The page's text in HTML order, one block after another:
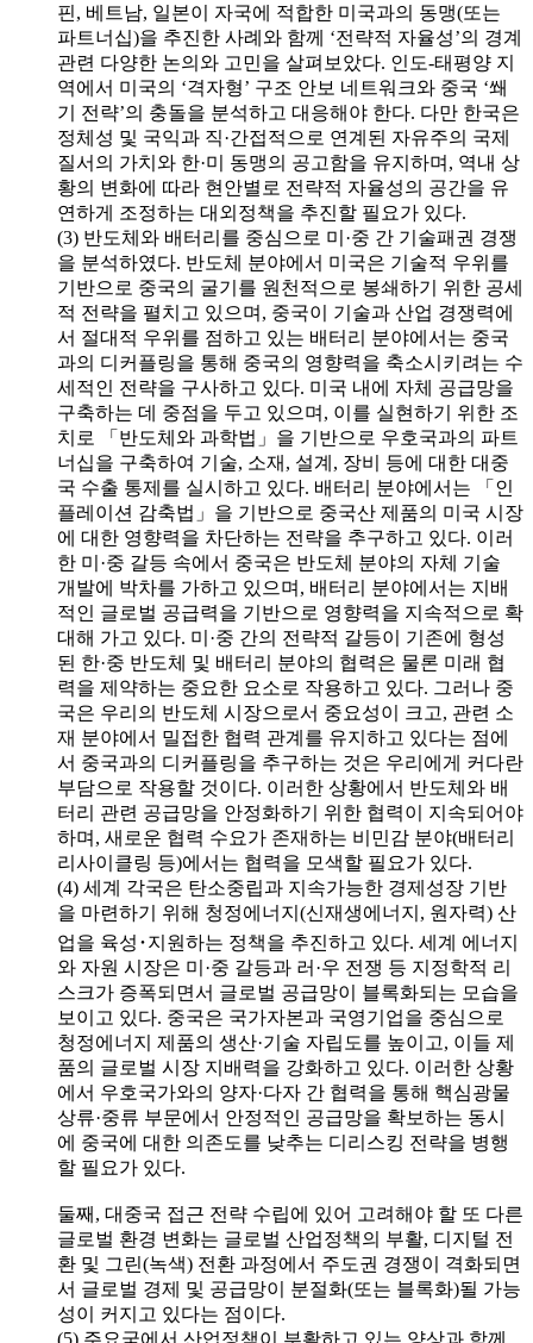
핀, 베트남, 일본이 자국에 적합한 미국과의 동맹(또는
파트너십)을 추진한 사례와 함께 ‘전략적 자율성’의 경계
관련 다양한 논의와 고민을 살펴보았다. 인도-태평양 지
역에서 미국의 ‘격자형’ 구조 안보 네트워크와 중국 ‘쐐
기 전략’의 충돌을 분석하고 대응해야 한다. 다만 한국은
정체성 및 국익과 직·간접적으로 연계된 자유주의 국제
질서의 가치와 한·미 동맹의 공고함을 유지하며, 역내 상
황의 변화에 따라 현안별로 전략적 자율성의 공간을 유
연하게 조정하는 대외정책을 추진할 필요가 있다.
(3) 반도체와 배터리를 중심으로 미·중 간 기술패권 경쟁
을 분석하였다. 반도체 분야에서 미국은 기술적 우위를
기반으로 중국의 굴기를 원천적으로 봉쇄하기 위한 공세
적 전략을 펼치고 있으며, 중국이 기술과 산업 경쟁력에
서 절대적 우위를 점하고 있는 배터리 분야에서는 중국
과의 디커플링을 통해 중국의 영향력을 축소시키려는 수
세적인 전략을 구사하고 있다. 미국 내에 자체 공급망을
구축하는 데 중점을 두고 있으며, 이를 실현하기 위한 조
치로 「반도체와 과학법」을 기반으로 우호국과의 파트
너십을 구축하여 기술, 소재, 설계, 장비 등에 대한 대중
국 수출 통제를 실시하고 있다. 배터리 분야에서는 「인
플레이션 감축법」을 기반으로 중국산 제품의 미국 시장
에 대한 영향력을 차단하는 전략을 추구하고 있다. 이러
한 미·중 갈등 속에서 중국은 반도체 분야의 자체 기술
개발에 박차를 가하고 있으며, 배터리 분야에서는 지배
적인 글로벌 공급력을 기반으로 영향력을 지속적으로 확
대해 가고 있다. 미·중 간의 전략적 갈등이 기존에 형성
된 한·중 반도체 및 배터리 분야의 협력은 물론 미래 협
력을 제약하는 중요한 요소로 작용하고 있다. 그러나 중
국은 우리의 반도체 시장으로서 중요성이 크고, 관련 소
재 분야에서 밀접한 협력 관계를 유지하고 있다는 점에
서 중국과의 디커플링을 추구하는 것은 우리에게 커다란
부담으로 작용할 것이다. 이러한 상황에서 반도체와 배
터리 관련 공급망을 안정화하기 위한 협력이 지속되어야
하며, 새로운 협력 수요가 존재하는 비민감 분야(배터리
리사이클링 등)에서는 협력을 모색할 필요가 있다.
(4) 세계 각국은 탄소중립과 지속가능한 경제성장 기반
을 마련하기 위해 청정에너지(신재생에너지, 원자력) 산
업을 육성･지원하는 정책을 추진하고 있다. 세계 에너지
와 자원 시장은 미·중 갈등과 러·우 전쟁 등 지정학적 리
스크가 증폭되면서 글로벌 공급망이 블록화되는 모습을
보이고 있다. 중국은 국가자본과 국영기업을 중심으로
청정에너지 제품의 생산·기술 자립도를 높이고, 이들 제
품의 글로벌 시장 지배력을 강화하고 있다. 이러한 상황
에서 우호국가와의 양자·다자 간 협력을 통해 핵심광물
상류·중류 부문에서 안정적인 공급망을 확보하는 동시
에 중국에 대한 의존도를 낮추는 디리스킹 전략을 병행
할 필요가 있다.
둘째, 대중국 접근 전략 수립에 있어 고려해야 할 또 다른
글로벌 환경 변화는 글로벌 산업정책의 부활, 디지털 전
환 및 그린(녹색) 전환 과정에서 주도권 경쟁이 격화되면
서 글로벌 경제 및 공급망이 분절화(또는 블록화)될 가능
성이 커지고 있다는 점이다.
(5) 주요국에서 산업정책이 부활하고 있는 양상과 함께